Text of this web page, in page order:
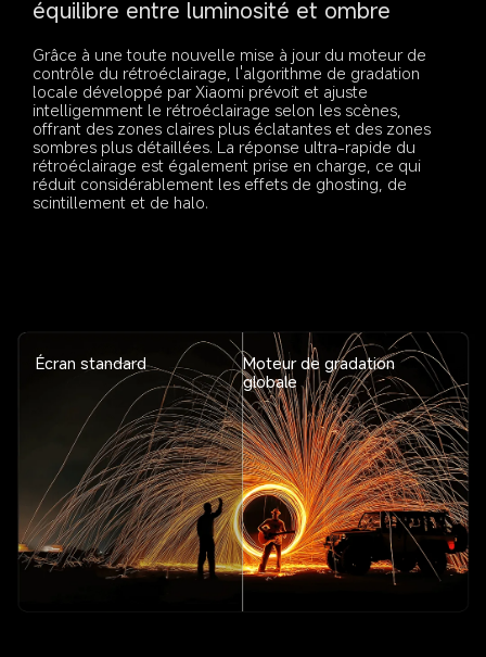
Grâce à une toute nouvelle mise à jour du moteur de
contrôle du rétroéclairage, l'algorithme de gradation
locale développé par Xiaomi prévoit et ajuste
intelligemment le rétroéclairage selon les scènes,
offrant des zones claires plus éclatantes et des zones
sombres plus détaillées. La réponse ultra-rapide du
rétroéclairage est également prise en charge, ce qui
réduit considérablement les effets de ghosting, de
scintillement et de halo.
Écran standard
Moteur de gradation
globale